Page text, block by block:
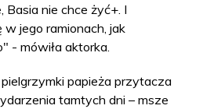
Basia nie chce żyć+. I
w jego ramionach, jak
- mówiła aktorka.
papieża przytacza
tamtych dni – msze